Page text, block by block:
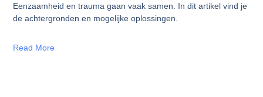
Eenzaamheid en trauma gaan vaak samen. In dit artikel vind je
de achtergronden en mogelijke oplossingen.
Read More